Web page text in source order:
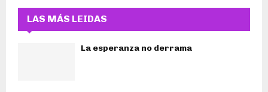
LAS MÁS LEIDAS
La esperanza no derrama